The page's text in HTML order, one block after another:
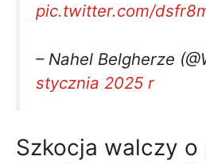
pic.twitter.com/
– Nahel Belgherze
stycznia 2025 r
Szkocja walczy o